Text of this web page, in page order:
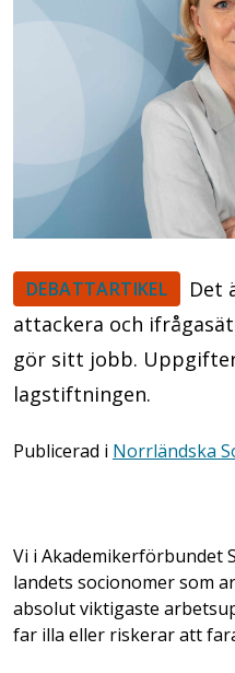
DEBATTARTIKEL
Det
attackera och
gör sitt jobb.
lagstiftningen.
Publicerad i Norrländska
Vi i Akademikerförbundet
landets socionomer som
absolut viktigaste
far illa eller riskerar att